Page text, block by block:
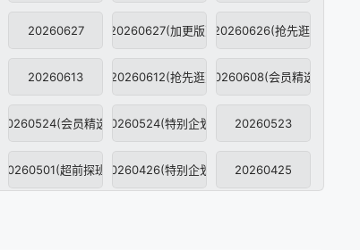
20260627 20260627(加更版) 20260626(抢先逛)
20260613 20260612(抢先逛) 20260608(会员精选)
20260524(会员精选) 20260524(特别企划) 20260523
20260501(超前探班) 20260426(特别企划) 20260425